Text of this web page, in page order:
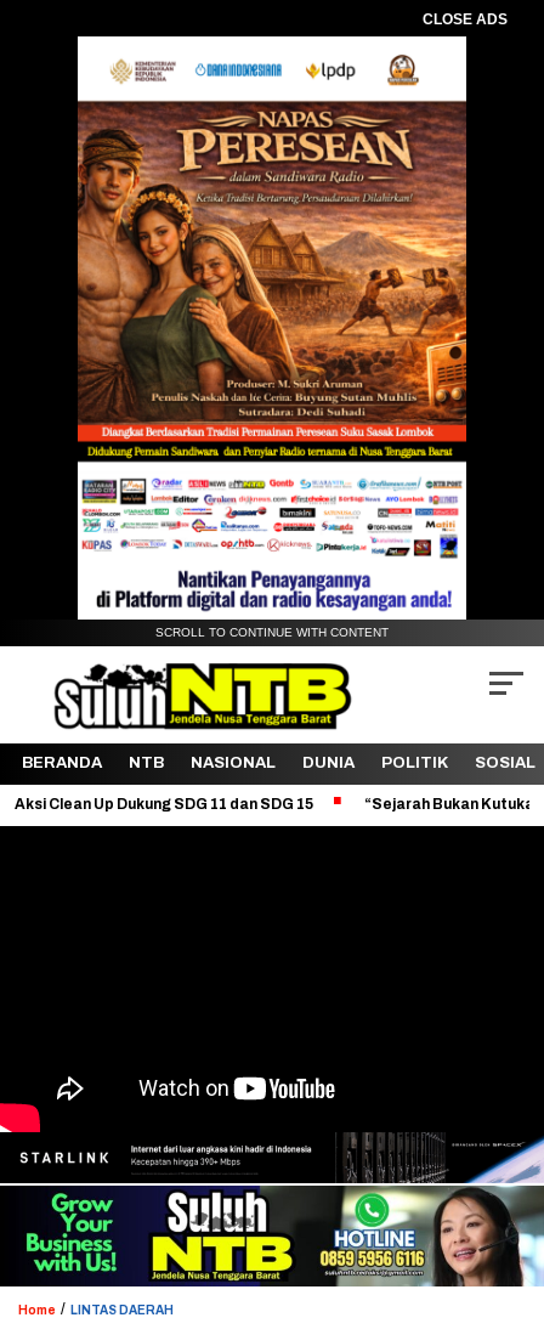
CLOSE ADS
SCROLL TO CONTINUE WITH CONTENT
BERANDA NTB NASIONAL DUNIA POLITIK SOSIAL
Dukung SDG 11 dan SDG 15 “Sejarah Bukan Kutukan:
Home / LINTAS DAERAH